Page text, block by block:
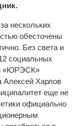
нескольких
обесточены
Без света и
социальных
«ЮРЭСК»
Алексей Харлов
еще не
официально